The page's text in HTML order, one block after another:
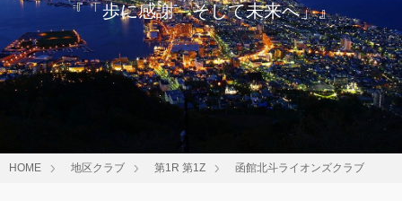
『「歩に感謝 そして未来へ」』
HOME 地区クラブ 第1R 第1Z 函館北斗ライオンズクラブ